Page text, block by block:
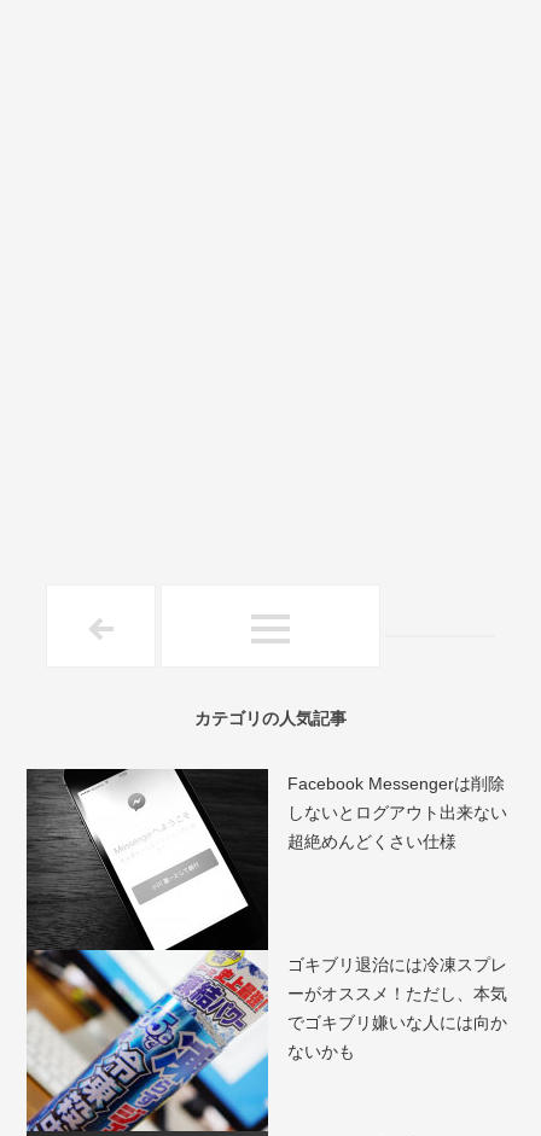
カテゴリの人気記事
Facebook Messengerは削除
しないとログアウト出来ない
超絶めんどくさい仕様
ゴキブリ退治には冷凍スプレ
ーがオススメ！ただし、本気
でゴキブリ嫌いな人には向か
ないかも